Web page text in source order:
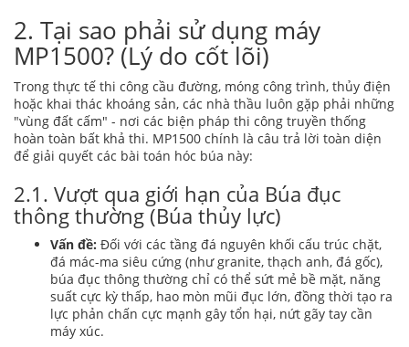
2. Tại sao phải sử dụng máy
MP1500? (Lý do cốt lõi)
Trong thực tế thi công cầu đường, móng công trình, thủy điện
hoặc khai thác khoáng sản, các nhà thầu luôn gặp phải những
"vùng đất cấm" - nơi các biện pháp thi công truyền thống
hoàn toàn bất khả thi. MP1500 chính là câu trả lời toàn diện
để giải quyết các bài toán hóc búa này:
2.1. Vượt qua giới hạn của Búa đục
thông thường (Búa thủy lực)
Vấn đề: Đối với các tầng đá nguyên khối cấu trúc chặt,
đá mác-ma siêu cứng (như granite, thạch anh, đá gốc),
búa đục thông thường chỉ có thể sứt mẻ bề mặt, năng
suất cực kỳ thấp, hao mòn mũi đục lớn, đồng thời tạo ra
lực phản chấn cực mạnh gây tổn hại, nứt gãy tay cần
máy xúc.